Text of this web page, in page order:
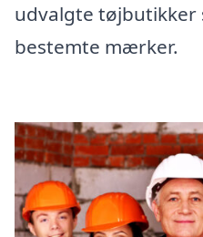
udvalgte
bestemte mærker.